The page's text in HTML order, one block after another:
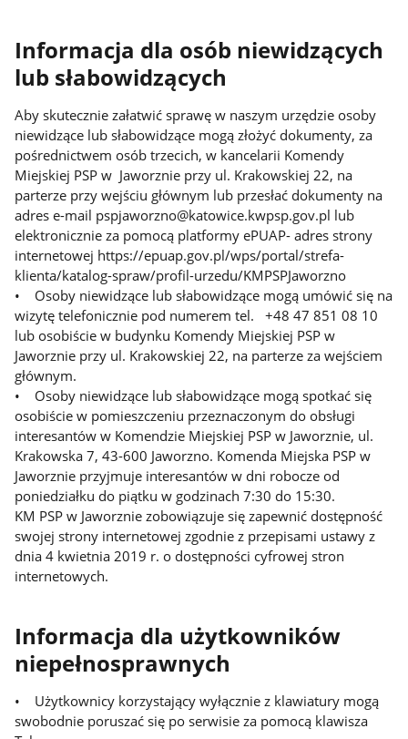
Informacja dla osób niewidzących
lub słabowidzących
Aby skutecznie załatwić sprawę w naszym urzędzie osoby
niewidzące lub słabowidzące mogą złożyć dokumenty, za
pośrednictwem osób trzecich, w kancelarii Komendy
Miejskiej PSP w Jaworznie przy ul. Krakowskiej 22, na
parterze przy wejściu głównym lub przesłać dokumenty na
adres e-mail pspjaworzno@katowice.kwpsp.gov.pl lub
elektronicznie za pomocą platformy ePUAP- adres strony
internetowej https://epuap.gov.pl/wps/portal/strefa-
klienta/katalog-spraw/profil-urzedu/KMPSPJaworzno
• Osoby niewidzące lub słabowidzące mogą umówić się na
wizytę telefonicznie pod numerem tel. +48 47 851 08 10
lub osobiście w budynku Komendy Miejskiej PSP w
Jaworznie przy ul. Krakowskiej 22, na parterze za wejściem
głównym.
• Osoby niewidzące lub słabowidzące mogą spotkać się
osobiście w pomieszczeniu przeznaczonym do obsługi
interesantów w Komendzie Miejskiej PSP w Jaworznie, ul.
Krakowska 7, 43-600 Jaworzno. Komenda Miejska PSP w
Jaworznie przyjmuje interesantów w dni robocze od
poniedziałku do piątku w godzinach 7:30 do 15:30.
KM PSP w Jaworznie zobowiązuje się zapewnić dostępność
swojej strony internetowej zgodnie z przepisami ustawy z
dnia 4 kwietnia 2019 r. o dostępności cyfrowej stron
internetowych.
Informacja dla użytkowników
niepełnosprawnych
• Użytkownicy korzystający wyłącznie z klawiatury mogą
swobodnie poruszać się po serwisie za pomocą klawisza